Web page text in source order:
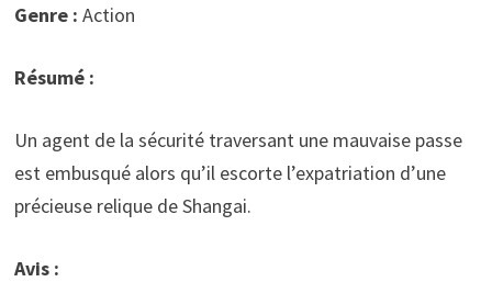
Genre : Action
Résumé :
Un agent de la sécurité traversant une mauvaise passe
est embusqué alors qu’il escorte l’expatriation d’une
précieuse relique de Shangai.
Avis :